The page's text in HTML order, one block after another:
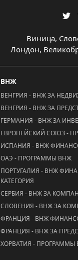
Виница,
Лондон,
ВНЖ
ВЕНГРИЯ - ВНЖ ЗА
ВЕНГРИЯ - ВНЖ ЗА
ГЕРМАНИЯ - ВНЖ ЗА
ЕВРОПЕЙСКИЙ СОЮЗ -
ИСПАНИЯ - ВНЖ
ОАЭ - ПРОГРАММЫ ВНЖ
ПОРТУГАЛИЯ - ВНЖ
КАТЕГОРИЯ
СЕРБИЯ - ВНЖ ЗА
СЛОВЕНИЯ - ВНЖ ЗА
ФРАНЦИЯ - ВНЖ
ФРАНЦИЯ - ВНЖ ЗА
ХОРВАТИЯ - ПРОГРАММЫ